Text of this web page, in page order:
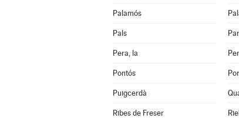
Palamós
Pals
Pera, la
Pontós
Puigcerdà
Ribes de Freser